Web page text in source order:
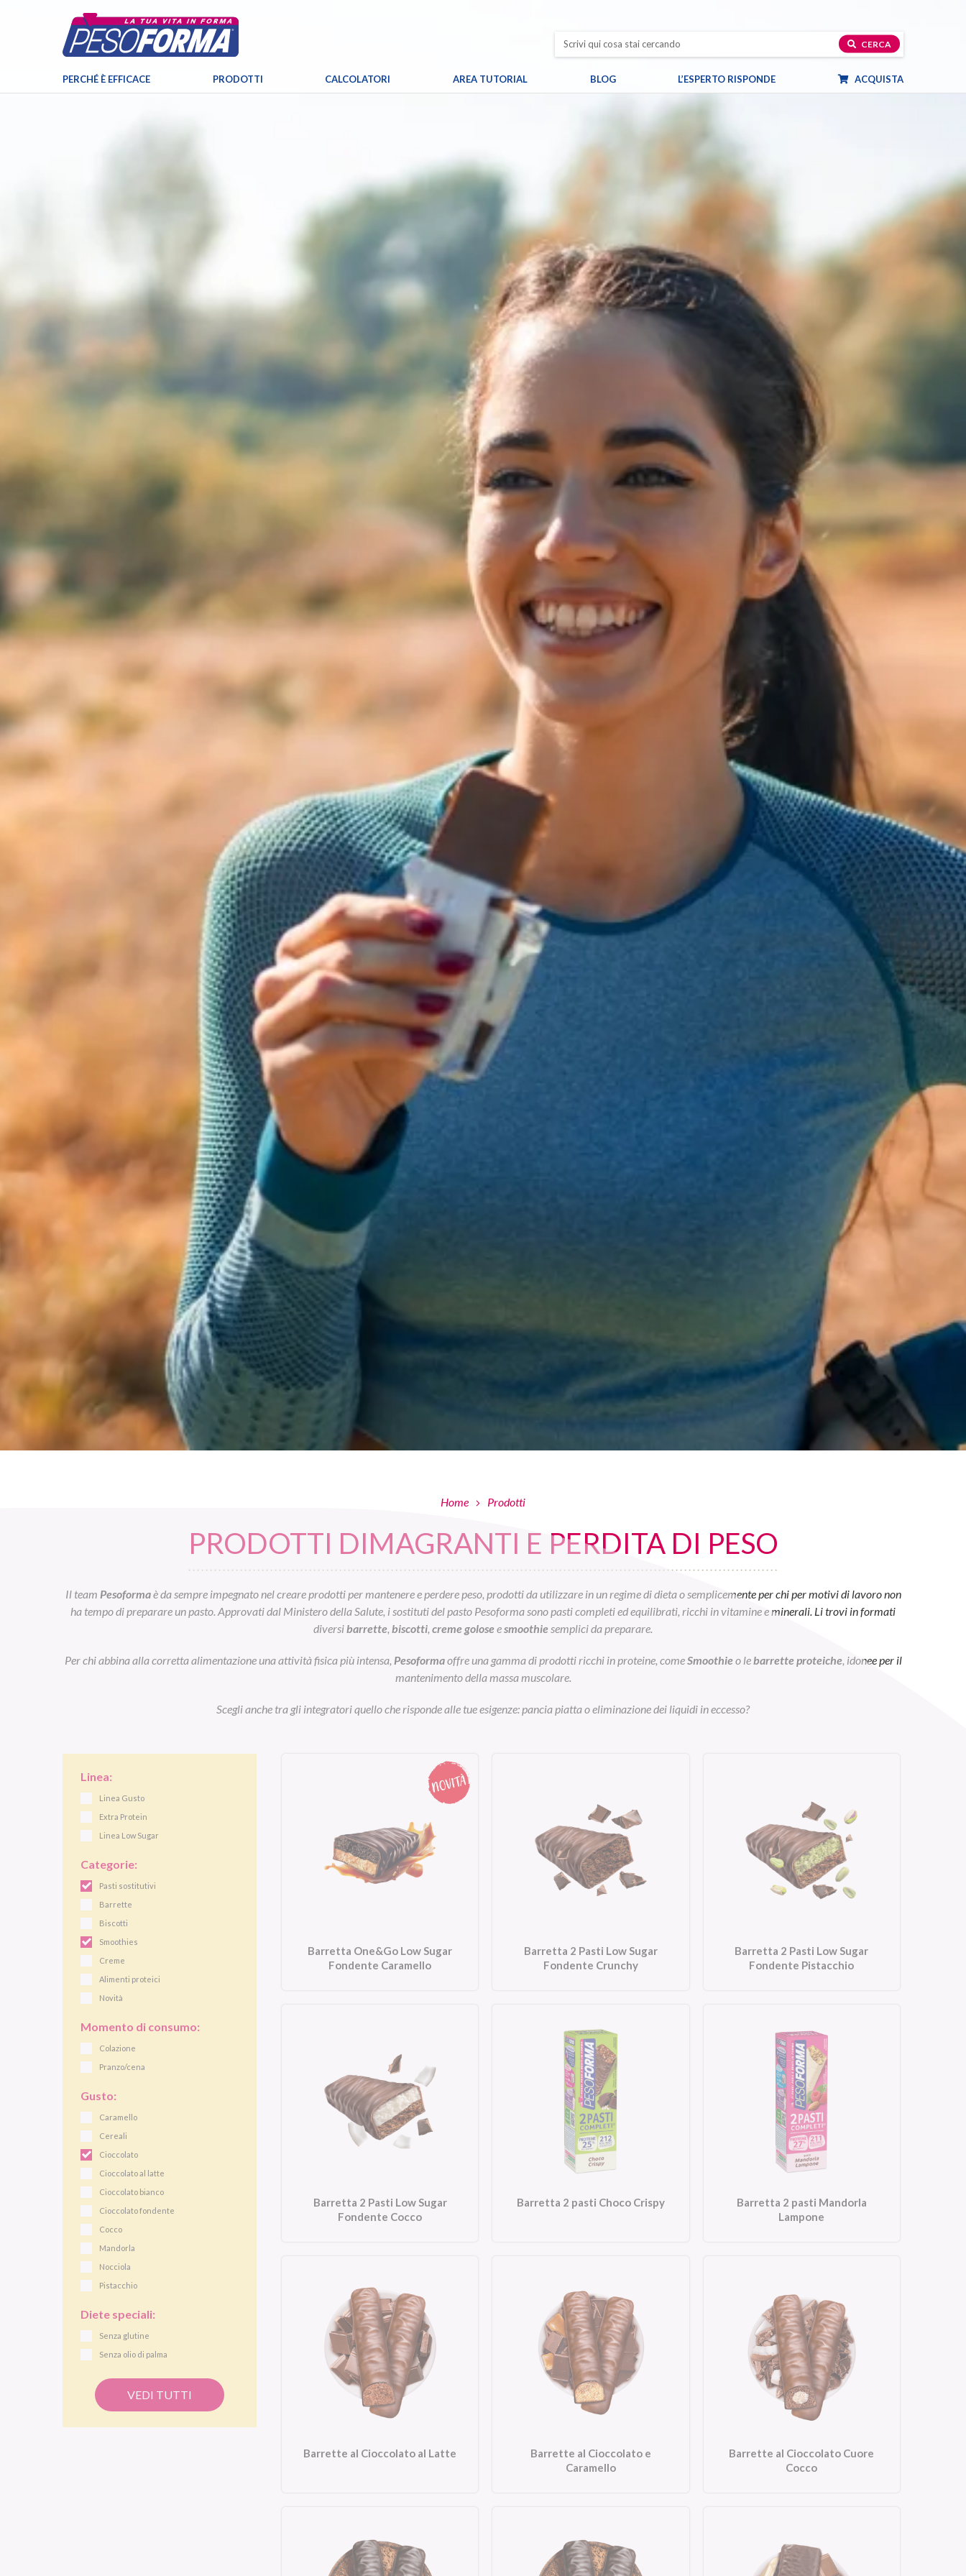
CERCA
PERCHÉ È EFFICACE PRODOTTI CALCOLATORI AREA TUTORIAL BLOG L’ESPERTO RISPONDE ACQUISTA
Home Prodotti
PRODOTTI DIMAGRANTI E PERDITA DI PESO
Il team Pesoformaè da sempre impegnato nel creare prodotti per mantenere e perdere peso, prodotti da utilizzare in un regime di dieta o semplicemente per chi per motivi di lavoro non
ha tempo di preparare un pasto. Approvati dal Ministero della Salute, i sostituti del pasto Pesoforma sono pasti completi ed equilibrati, ricchi in vitamine e minerali. Li trovi in formati
diversi barrette biscotti creme golose e smoothie semplici da preparare.
Per chi abbina alla corretta alimentazione una attività fisica più intensa, Pesoformaoffre una gamma di prodotti ricchi in proteine, come Smoothie o le barrette proteiche , idonee per il
mantenimento della massa muscolare.
Scegli anche tra gli integratori quello che risponde alle tue esigenze: pancia piatta o eliminazione dei liquidi in eccesso?
Linea:
Linea Gusto
Extra Protein
Linea Low Sugar
Categorie:
Pasti sostitutivi
Barrette
Biscotti
Smoothies
Creme
Alimenti proteici
Novità
Momento di consumo:
Colazione
Pranzo/cena
Gusto:
Caramello
Cereali
Cioccolato
Cioccolato al latte
Cioccolato bianco
Cioccolato fondente
Cocco
Mandorla
Nocciola
Pistacchio
Diete speciali:
Senza glutine
Senza olio di palma
VEDI TUTTI
Barretta One&Go Low Sugar
Fondente Caramello
Barretta 2 Pasti Low Sugar
Fondente Crunchy
Barretta 2 Pasti Low Sugar
Fondente Pistacchio
Barretta 2 Pasti Low Sugar
Fondente Cocco
Barretta 2 pasti Choco Crispy
Barretta 2 pasti Mandorla
Lampone
Barrette al Cioccolato al Latte
Barrette al Cioccolato e
Caramello
Barrette al Cioccolato Cuore
Cocco